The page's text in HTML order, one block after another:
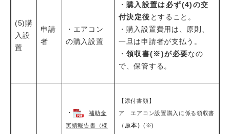
(5)購
入設
置
申請
者
・エアコン
の購入設置
・ 購入設置は必ず(4)の交
付決定後 とすること。
・購入設置費用は、原則、
一旦は申請者が支払う。
・ 領収書(※)が必要なの
で、保管する。
・ 補助金
実績報告書（様
【添付書類】
ア エアコン設置購入に係る領収書
（ 原本）(※)